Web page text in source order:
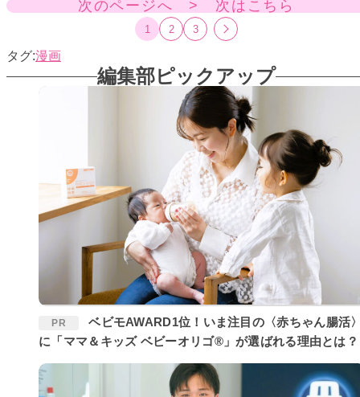
次のページへ > 次はこちら
1 2 3
漫画
編集部ピックアップ
PR
ベビモAWARD1位！いま注目の〈赤ちゃん腸活〉
に「ママ＆キッズ ベビーオリゴ®」が選ばれる理由とは？